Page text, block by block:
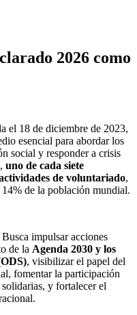
2026 como
el 18 de diciembre de 2023,
esencial para abordar los
social y responder a crisis
uno de cada siete
de voluntariado,
de la población mundial.
impulsar acciones
de la Agenda 2030 y los
, visibilizar el papel del
fomentar la participación
y fortalecer el